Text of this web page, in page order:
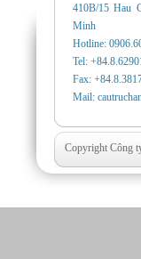
410B/15 Hau
Minh
Hotline:
Tel:
Fax:
Mail:
Copyright Công